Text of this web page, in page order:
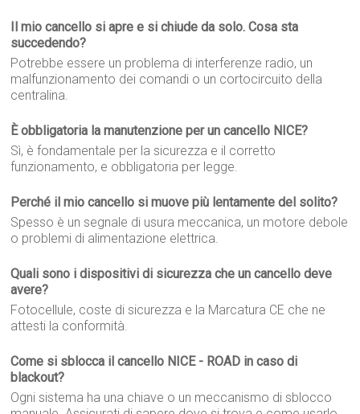
Il mio cancello si apre e si chiude da solo. Cosa sta
succedendo?
Potrebbe essere un problema di interferenze radio, un
malfunzionamento dei comandi o un cortocircuito della
centralina.
È obbligatoria la manutenzione per un cancello NICE?
Sì, è fondamentale per la sicurezza e il corretto
funzionamento, e obbligatoria per legge.
Perché il mio cancello si muove più lentamente del solito?
Spesso è un segnale di usura meccanica, un motore debole
o problemi di alimentazione elettrica.
Quali sono i dispositivi di sicurezza che un cancello deve
avere?
Fotocellule, coste di sicurezza e la Marcatura CE che ne
attesti la conformità.
Come si sblocca il cancello NICE - ROAD in caso di
blackout?
Ogni sistema ha una chiave o un meccanismo di sblocco